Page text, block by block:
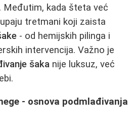
Međutim, kada šteta već
tretmani koji zaista
- od hemijskih pilinga i
intervencija. Važno je
šaka nije luksuz, već
- osnova podmlađivanja